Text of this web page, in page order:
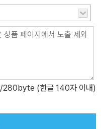
/280byte (한글 140자 이내)